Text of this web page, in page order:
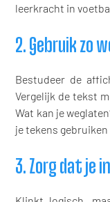
leerkracht in
2. Gebruik zo
Bestudeer de
Vergelijk de tekst
Wat kan je
je tekens
3. Zorg dat je